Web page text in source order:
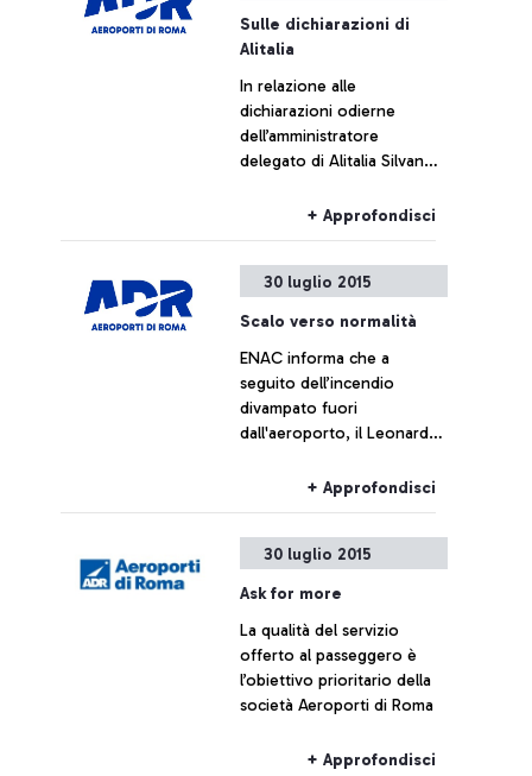
Sulle dichiarazioni di
Alitalia
In relazione alle
dichiarazioni odierne
dell’amministratore
delegato di Alitalia Silvano
non intende commentare le
cifre fornite da Alitalia
+ Approfondisci
30 luglio 2015
Scalo verso normalità
ENAC informa che a
seguito dell’incendio
divampato fuori
dall'aeroporto, il Leonardo
normalità+ Approfondisci
30 luglio 2015
Ask for more
La qualità del servizio
offerto al passeggero è
l’obiettivo prioritario della
società Aeroporti di Roma
+ Approfondisci